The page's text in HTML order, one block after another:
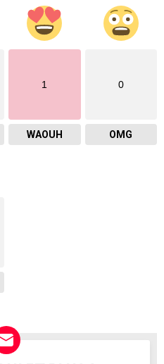
1
WAOUH
0
OMG